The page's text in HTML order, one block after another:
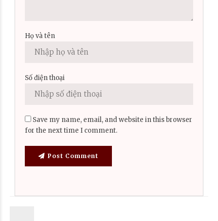
Họ và tên
Số điện thoại
Save my name, email, and website in this browser
for the next time I comment.
Post Comment